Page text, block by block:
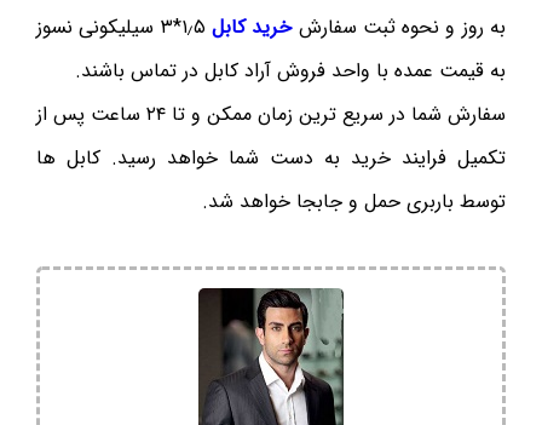
به روز و نحوه ثبت سفارشخرید کابل
۱٫۵*۳ سیلیکونی نسوز
به قیمت عمده با واحد فروش آراد کابل در تماس باشند.
سفارش شما در سریع ترین زمان ممکن و تا ۲۴ ساعت پس از
تکمیل فرایند خرید به دست شما خواهد رسید. کابل ها
توسط باربری حمل و جابجا خواهد شد.